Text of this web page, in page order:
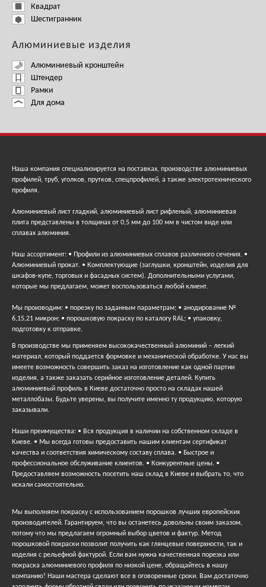
Квадрат
Шестигранник
Алюминиевые изделия
Алюминиевый кронштейн
Штендер
Рамки
Для дома
Наша компания специализируется на поставках, производстве алюминиевых
профилей, труб, уголков, прутков, спецпрофилей, а также электротехнического
профиля.
Алюминиевый лист гладкий, алюминиевый лист рифленый, алюминиевая
плита представлены в толщинах от 0,5 мм до 100 мм в чистом виде или
сплавах алюминия.
Наш ассортимент: • Профили из алюминиевых сплавов различного сечения. •
Алюминиевый прокат. • Комплектующие (заглушки, кронштейн, изделия для
шкафов-купе, торговых и фасадных систем). Дополнительными услугами,
которые мы предлагаем, может воспользоваться любой клиент.
Мы производим: • порезку по заданным параметрам; • анодирование №
6,15,21 микрон; • порошковую покраску по каталогу RAL; • упаковку,
подготовку к отправке.
В производстве мы применяем высококачественный алюминий – легкий
материал, который поддается формовке и механической обработке. У нас вы
имеете возможность совершить заказ на изготовление как одной партии
изделия, а также заказать серийное изготовление деталей. Купить
алюминиевый профиль в Киеве достаточно просто на складах нашей
металлобазы. Будьте уверены, вы получите именно ту продукцию, которую
заказывали.
Наши преимущества: • Вся продукция в наличии на собственном складе в
Киеве. • Мы всегда готовы предоставить нашим клиентам сертификат
качества и соответствия химическому составу сплава. • Быстрое и
профессиональное обслуживание клиентов. • Конкурентные цены. •
Предоставляем возможность посетить наш склад в Киеве и выбрать то, что
искали самостоятельно.
Мы выполняем покраску с использованием порошков лучших европейских
производителей. Гарантируем, что вы останетесь довольны своим заказом,
потому что мы предлагаем огромный выбор цветов и фактур. Метод
порошковой покраски позволит получить как глянцевые поверхности, так и
изделия с рельефной фактурой. Если вам нужна качественная порезка или
покраска алюминиевого профиля по низкой цене, обращайтесь в нашу
компанию! Наши мастера сделают все в оговоренные сроки. Вам достаточно